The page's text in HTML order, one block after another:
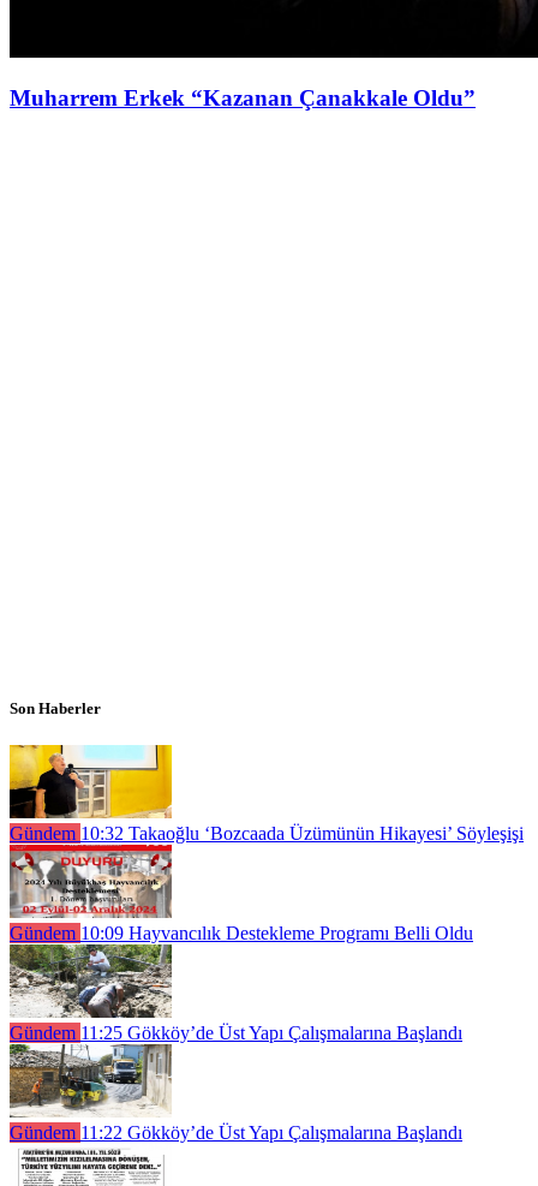
Muharrem Erkek “Kazanan Çanakkale Oldu”
Son Haberler
Gündem 10:32 Takaoğlu ‘Bozcaada Üzümünün Hikayesi’ Söyleşişi
Gündem 10:09 Hayvancılık Destekleme Programı Belli Oldu
Gündem 11:25 Gökköy’de Üst Yapı Çalışmalarına Başlandı
Gündem 11:22 Gökköy’de Üst Yapı Çalışmalarına Başlandı